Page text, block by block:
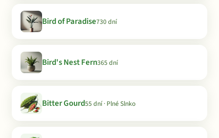
Bird of Paradise730 dní
Bird's Nest Fern365 dní
Bitter Gourd55 dní · Plné Slnko